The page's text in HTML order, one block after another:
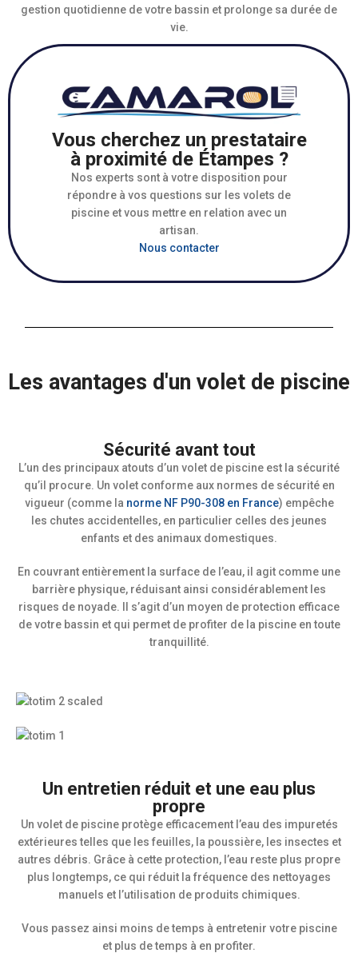
gestion quotidienne de votre bassin et prolonge sa durée de
vie.
Vous cherchez un prestataire
à proximité de Étampes ?
Nos experts sont à votre disposition pour
répondre à vos questions sur les volets de
piscine et vous mettre en relation avec un
artisan.
Nous contacter
Les avantages d'un volet de piscine
Sécurité avant tout
L’un des principaux atouts d’un volet de piscine est la sécurité
qu’il procure. Un volet conforme aux normes de sécurité en
vigueur (comme la norme NF P90-308 en France) empêche
les chutes accidentelles, en particulier celles des jeunes
enfants et des animaux domestiques.
En couvrant entièrement la surface de l’eau, il agit comme une
barrière physique, réduisant ainsi considérablement les
risques de noyade. Il s’agit d’un moyen de protection efficace
de votre bassin et qui permet de profiter de la piscine en toute
tranquillité.
Un entretien réduit et une eau plus
propre
Un volet de piscine protège efficacement l’eau des impuretés
extérieures telles que les feuilles, la poussière, les insectes et
autres débris. Grâce à cette protection, l’eau reste plus propre
plus longtemps, ce qui réduit la fréquence des nettoyages
manuels et l’utilisation de produits chimiques.
Vous passez ainsi moins de temps à entretenir votre piscine
et plus de temps à en profiter.